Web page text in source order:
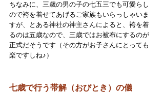
ちなみに、三歳の男の子の七五三でも可愛らし
ので袴を着せてあげるご家族もいらっしゃいま
すが、とある神社の神主さんによると、袴を着
るのは五歳なので、三歳ではお被布にするのが
正式だそうです（その方がお子さんにとっても
楽ですしね♪）
七歳で行う帯解（おびとき）の儀